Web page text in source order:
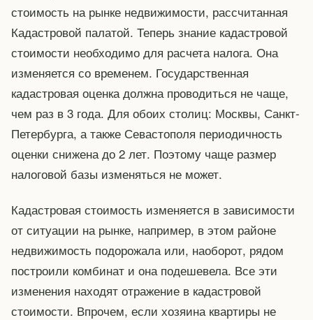
стоимость на рынке недвижимости, рассчитанная
Кадастровой палатой. Теперь знание кадастровой
стоимости необходимо для расчета налога. Она
изменяется со временем. Государственная
кадастровая оценка должна проводиться не чаще,
чем раз в 3 года. Для обоих столиц: Москвы, Санкт-
Петербурга, а также Севастополя периодичность
оценки снижена до 2 лет. Поэтому чаще размер
налоговой базы изменяться не может.
Кадастровая стоимость изменяется в зависимости
от ситуации на рынке, например, в этом районе
недвижимость подорожала или, наоборот, рядом
построили комбинат и она подешевела. Все эти
изменения находят отражение в кадастровой
стоимости. Впрочем, если хозяина квартиры не